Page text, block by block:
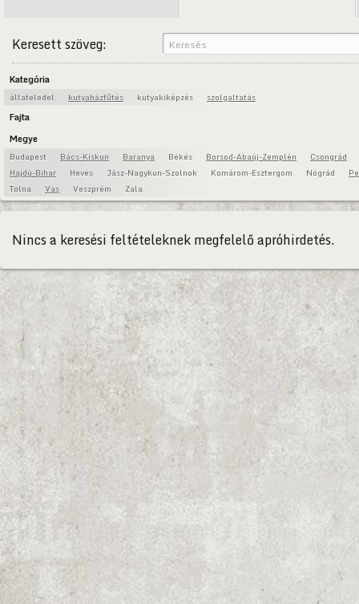
Keresett szöveg:
Kategória
állateledel kutyaházfűtés kutyakiképzés szolgaltatás
Fajta
Megye
Budapest Bács-Kiskun Baranya Békés Borsod-Abaúj-Zemplén
Csongrád
Hajdú-Bihar
Heves Jász-Nagykun-Szolnok Komárom-Esztergom Nógrád
Tolna
Vas Veszprém Zala
Nincs a keresési feltételeknek megfelelő apróhirdetés.